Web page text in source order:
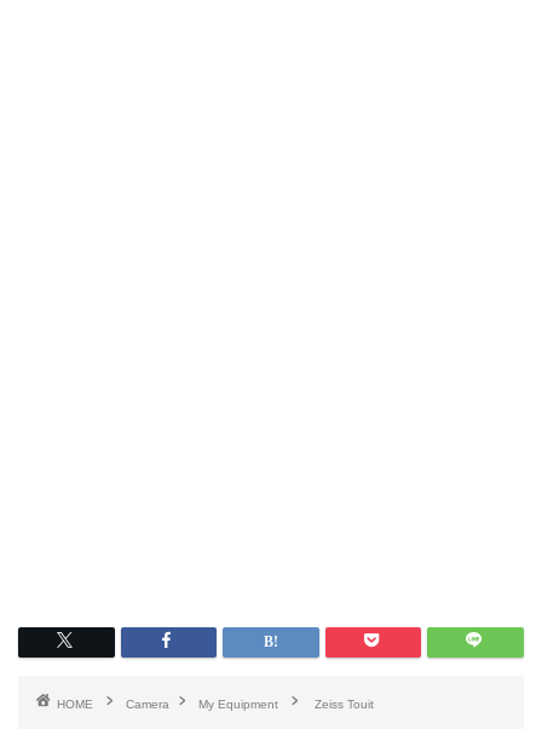
HOME Camera My Equipment Zeiss Touit